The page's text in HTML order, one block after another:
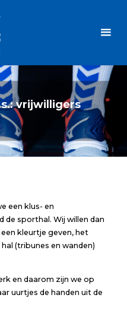
vrijwilligers
een klus- en
de sporthal. Wij willen dan
kleurtje geven, het
(tribunes en wanden)
en daarom zijn we op
uurtjes de handen uit de